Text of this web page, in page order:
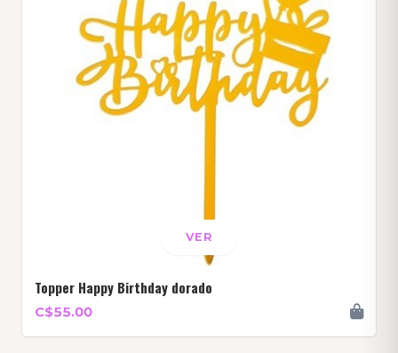
VER
Topper Happy Birthday dorado
C$55.00